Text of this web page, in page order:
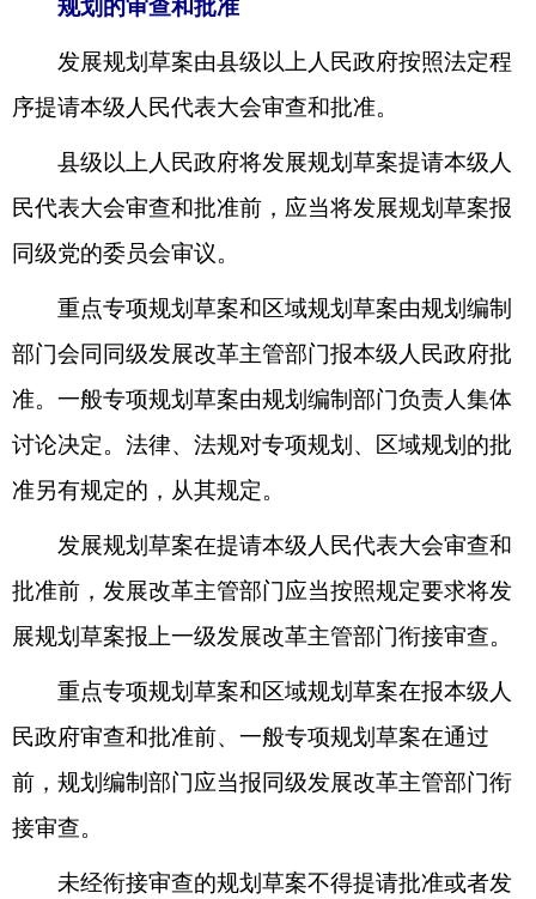
规划的审查和批准
发展规划草案由县级以上人民政府按照法定程
序提请本级人民代表大会审查和批准。
县级以上人民政府将发展规划草案提请本级人
民代表大会审查和批准前，应当将发展规划草案报
同级党的委员会审议。
重点专项规划草案和区域规划草案由规划编制
部门会同同级发展改革主管部门报本级人民政府批
准。一般专项规划草案由规划编制部门负责人集体
讨论决定。法律、法规对专项规划、区域规划的批
准另有规定的，从其规定。
发展规划草案在提请本级人民代表大会审查和
批准前，发展改革主管部门应当按照规定要求将发
展规划草案报上一级发展改革主管部门衔接审查。
重点专项规划草案和区域规划草案在报本级人
民政府审查和批准前、一般专项规划草案在通过
前，规划编制部门应当报同级发展改革主管部门衔
接审查。
未经衔接审查的规划草案不得提请批准或者发